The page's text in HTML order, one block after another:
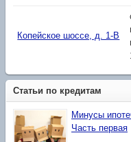
Копейское шоссе, д. 1-В
Статьи по кредитам
Минусы
Часть первая